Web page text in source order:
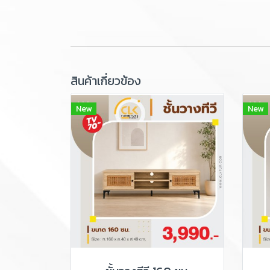
สินค้าเกี่ยวข้อง
New New